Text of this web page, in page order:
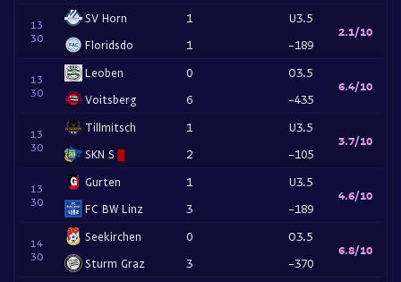
13
30
SV Horn
Floridsdo
1
1
U3.5
-189
2.1/10
13
30
Leoben
Voitsberg
0
6
O3.5
-435
6.4/10
13
30
Tillmitsch
SKN S
1
2
U3.5
-105
3.7/10
13
30
Gurten
FC BW Linz
1
3
U3.5
-189
4.6/10
14
30
Seekirchen
Sturm Graz
0
3
O3.5
-370
6.8/10